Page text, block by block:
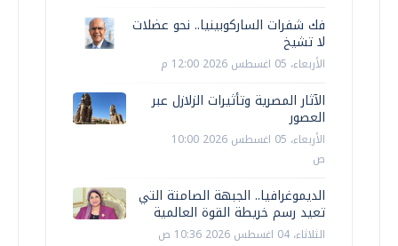
فك شفرات الساركوبينيا.. نحو عضلات
لا تشيخ
الأربعاء، 05 اغسطس 2026 12:00 م
الآثار المصرية وتأثيرات الزلازل عبر
العصور
الأربعاء، 05 اغسطس 2026 10:00
ص
الديموغرافيا.. الجبهة الصامتة التي
تعيد رسم خريطة القوة العالمية
الثلاثاء، 04 اغسطس 2026 10:36 ص